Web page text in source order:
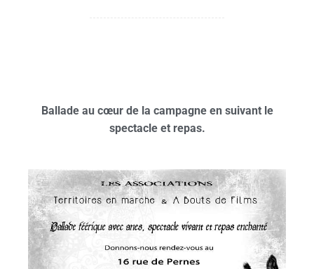
Ballade au cœur de la campagne en suivant le
spectacle et repas.